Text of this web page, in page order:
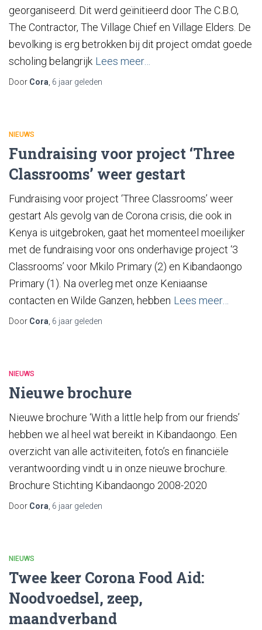
georganiseerd. Dit werd geïnitieerd door The C.B.O,
The Contractor, The Village Chief en Village Elders. De
bevolking is erg betrokken bij dit project omdat goede
scholing belangrijk Lees meer…
Door Cora 6 jaar geleden
NIEUWS
Fundraising voor project ‘Three
Classrooms’ weer gestart​
Fundraising voor project ‘Three Classrooms’ weer
gestart Als gevolg van de Corona crisis, die ook in
Kenya is uitgebroken, gaat het momenteel moeilijker
met de fundraising voor ons onderhavige project ‘3
Classrooms’ voor Mkilo Primary (2) en Kibandaongo
Primary (1). Na overleg met onze Keniaanse
contacten en Wilde Ganzen, hebben Lees meer…
Door Cora 6 jaar geleden
NIEUWS
Nieuwe brochure
Nieuwe brochure ‘With a little help from our friends’
hebben we al heel wat bereikt in Kibandaongo. Een
overzicht van alle activiteiten, foto’s en financiële
verantwoording vindt u in onze nieuwe brochure.
Brochure Stichting Kibandaongo 2008-2020
Door Cora 6 jaar geleden
NIEUWS
Twee keer Corona Food Aid:
Noodvoedsel, zeep,
maandverband